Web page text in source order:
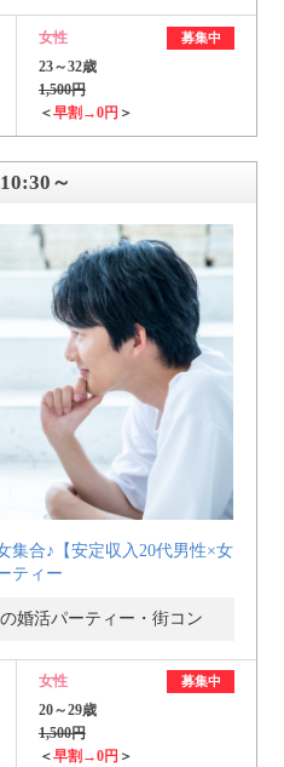
女性 募集中
23～32歳
1,500円
＜早割→0円 ＞
～
集合♪【安定収入20代男性×女
ティー
婚活パーティー・街コン
女性 募集中
20～29歳
1,500円
＜早割→0円 ＞